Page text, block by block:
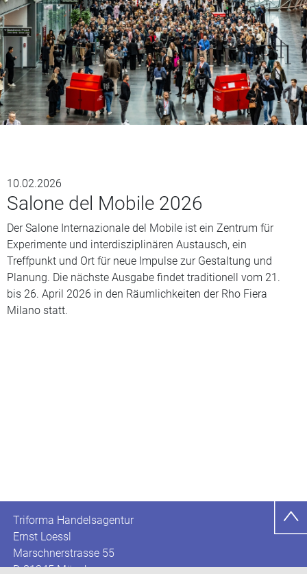
10.02.2026
Salone del Mobile 2026
Der Salone Internazionale del Mobile ist ein Zentrum für
Experimente und interdisziplinären Austausch, ein
Treffpunkt und Ort für neue Impulse zur Gestaltung und
Planung. Die nächste Ausgabe findet traditionell vom 21.
bis 26. April 2026 in den Räumlichkeiten der Rho Fiera
Milano statt.
Triforma Handelsagentur
Ernst Loessl
Marschnerstrasse 55
D-81245 München